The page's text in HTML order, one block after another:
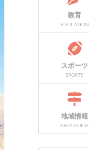
教育
EDUCATION
スポーツ
SPORTS
地域情報
AREA GUIDE